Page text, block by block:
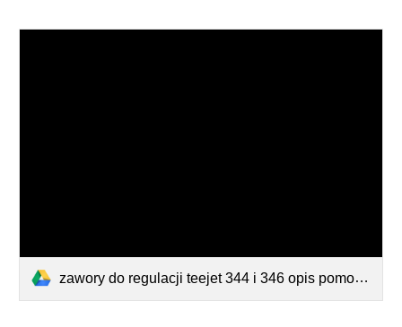
zawory do regulacji teejet 344 i 346 opis pomocny do zamawiania.pdf